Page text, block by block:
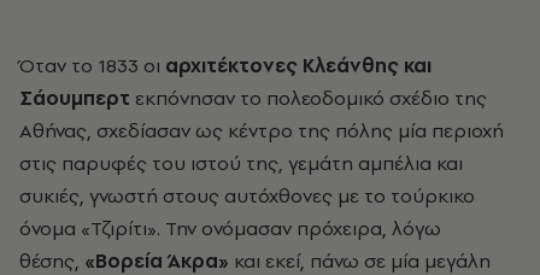
Όταν το 1833 οι αρχιτέκτονες Κλεάνθης και
Σάουμπερτ εκπόνησαν το πολεοδομικό σχέδιο της
Αθήνας, σχεδίασαν ως κέντρο της πόλης μία περιοχή
στις παρυφές του ιστού της, γεμάτη αμπέλια και
συκιές, γνωστή στους αυτόχθονες με το τούρκικο
όνομα «Τζιρίτι». Την ονόμασαν πρόχειρα, λόγω
θέσης, «Βορεία Άκρα» και εκεί, πάνω σε μία μεγάλη